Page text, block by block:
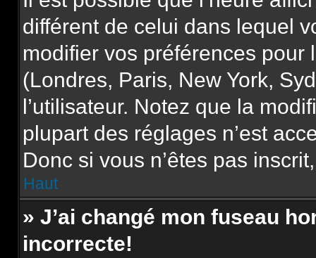
différent de celui dans lequel
modifier vos préférences
(Londres, Paris, New York,
l’utilisateur. Notez que la
plupart des réglages n’est
Donc si vous n’êtes pas
Haut
» J’ai changé mon fuseau
incorrecte!